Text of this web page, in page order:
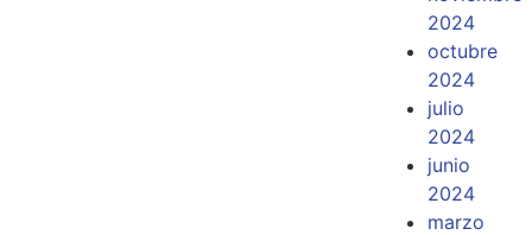
2024
octubre
2024
julio
2024
junio
2024
marzo